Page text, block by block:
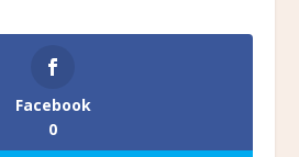
Facebook
0